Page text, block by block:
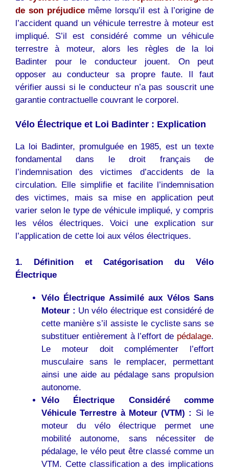
de son préjudicemême lorsqu’il est à l’origine de
l’accident quand un véhicule terrestre à moteur est
impliqué. S’il est considéré comme un véhicule
terrestre à moteur, alors les règles de la loi
Badinter pour le conducteur jouent. On peut
opposer au conducteur sa propre faute. Il faut
vérifier aussi si le conducteur n’a pas souscrit une
garantie contractuelle couvrant le corporel.
Vélo Électrique et Loi Badinter : Explication
La loi Badinter, promulguée en 1985, est un texte
fondamental dans le droit français de
l’indemnisation des victimes d’accidents de la
circulation. Elle simplifie et facilite l’indemnisation
des victimes, mais sa mise en application peut
varier selon le type de véhicule impliqué, y compris
les vélos électriques. Voici une explication sur
l’application de cette loi aux vélos électriques.
1. Définition et Catégorisation du Vélo
Électrique
Vélo Électrique Assimilé aux Vélos Sans
Moteur : Un vélo électrique est considéré de
cette manière s’il assiste le cycliste sans se
substituer entièrement à l’effort de pédalage.
Le moteur doit complémenter l’effort
musculaire sans le remplacer, permettant
ainsi une aide au pédalage sans propulsion
autonome.
Vélo Électrique Considéré comme
Véhicule Terrestre à Moteur (VTM) : Si le
moteur du vélo électrique permet une
mobilité autonome, sans nécessiter de
pédalage, le vélo peut être classé comme un
VTM. Cette classification a des implications